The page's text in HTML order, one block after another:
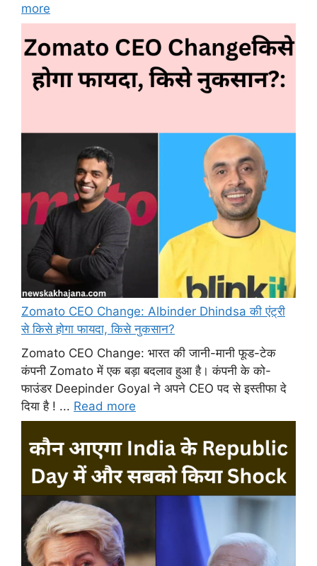
more
Zomato CEO Change: Albinder Dhindsa की एंट्री
से किसे होगा फायदा, किसे नुकसान?
Zomato CEO Change: भारत की जानी-मानी फूड-टेक
कंपनी Zomato में एक बड़ा बदलाव हुआ है। कंपनी के को-
फाउंडर Deepinder Goyal ने अपने CEO पद से इस्तीफा दे
दिया है ! ... Read more